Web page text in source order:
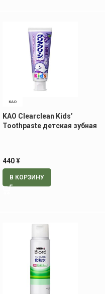
KAO
KAO Clearclean Kids’
Toothpaste детская зубная
440¥
В КОРЗИНУ